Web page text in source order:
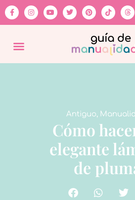
Antiguo,
Cómo
elegante
de